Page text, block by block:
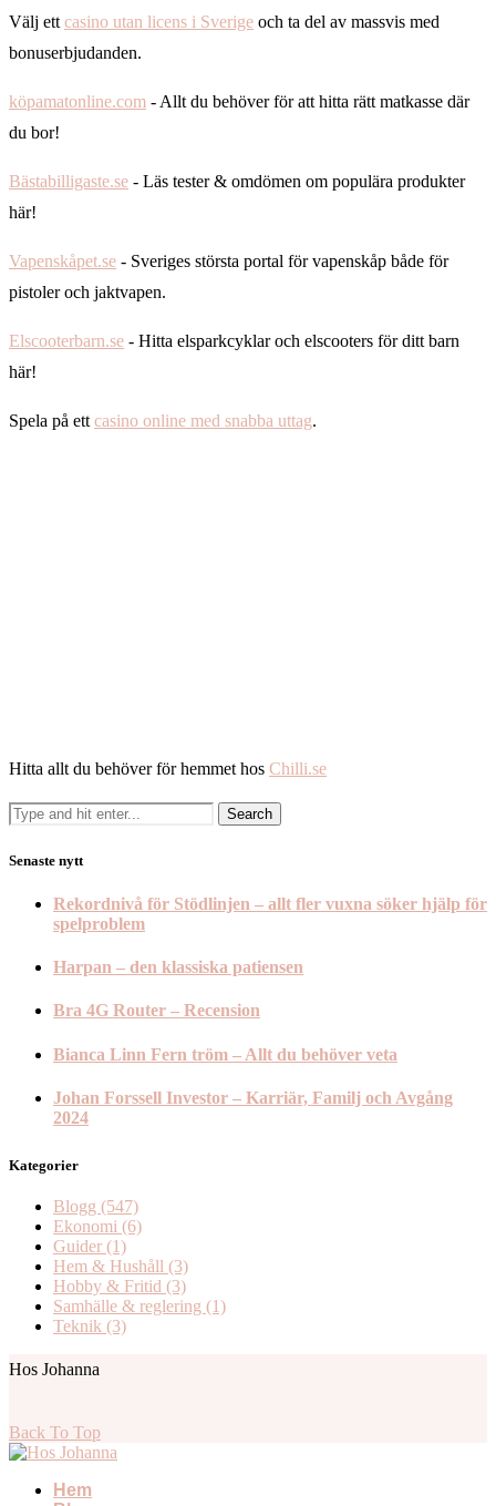
Välj ett casino utan licens i Sverige och ta del av massvis med
bonuserbjudanden.
köpamatonline.com - Allt du behöver för att hitta rätt matkasse där
du bor!
Bästabilligaste.se - Läs tester & omdömen om populära produkter
här!
Vapenskåpet.se - Sveriges största portal för vapenskåp både för
pistoler och jaktvapen.
Elscooterbarn.se - Hitta elsparkcyklar och elscooters för ditt barn
här!
Spela på ett casino online med snabba uttag.
Hitta allt du behöver för hemmet hos Chilli.se
Senaste nytt
Rekordnivå för Stödlinjen – allt fler vuxna söker hjälp för
spelproblem
Harpan – den klassiska patiensen
Bra 4G Router – Recension
Bianca Linn Fern tröm – Allt du behöver veta
Johan Forssell Investor – Karriär, Familj och Avgång
2024
Kategorier
Blogg (547)
Ekonomi (6)
Guider (1)
Hem & Hushåll (3)
Hobby & Fritid (3)
Samhälle & reglering (1)
Teknik (3)
Hos Johanna
Back To Top
Hem